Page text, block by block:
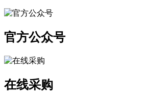
官方公众号
在线采购